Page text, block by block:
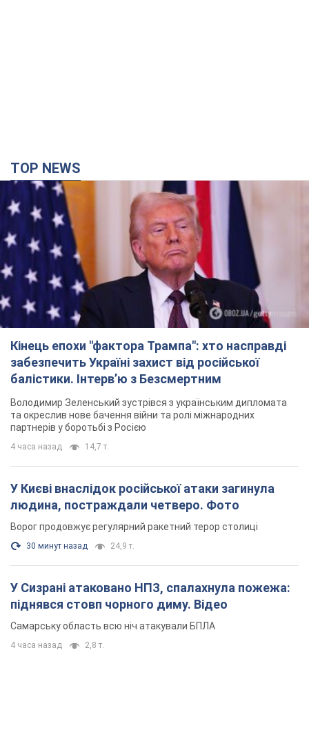
TOP NEWS
Кінець епохи "фактора Трампа": хто насправді
забезпечить Україні захист від російської
балістики. Інтерв’ю з Безсмертним
Володимир Зеленський зустрівся з українським дипломата
та окреслив нове бачення війни та ролі міжнародних
партнерів у боротьбі з Росією
4 часа назад 14,7 т.
У Києві внаслідок російської атаки загинула
людина, постраждали четверо. Фото
Ворог продовжує регулярний ракетний терор столиці
30 минут назад 24,9 т.
У Сизрані атаковано НПЗ, спалахнула пожежа:
піднявся стовп чорного диму. Відео
Самарську область всю ніч атакували БПЛА
4 часа назад 2,8 т.